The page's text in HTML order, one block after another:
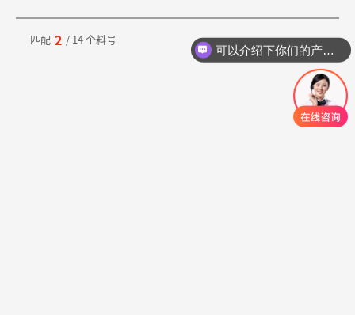
匹配 2 / 14 个料号
可以介绍下你们的产品么